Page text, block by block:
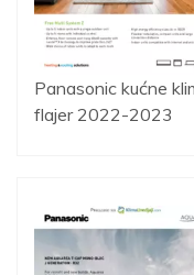
Panasonic kućne
flajer 2022-2023